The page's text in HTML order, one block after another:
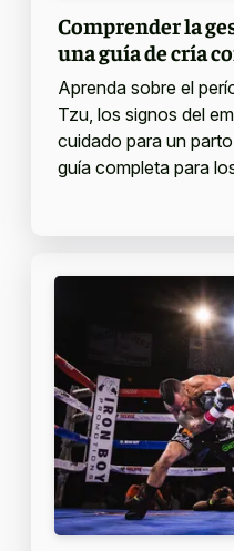
Comprender la
una guía de cría
Aprenda sobre el
Tzu, los signos del
cuidado para un
guía completa para